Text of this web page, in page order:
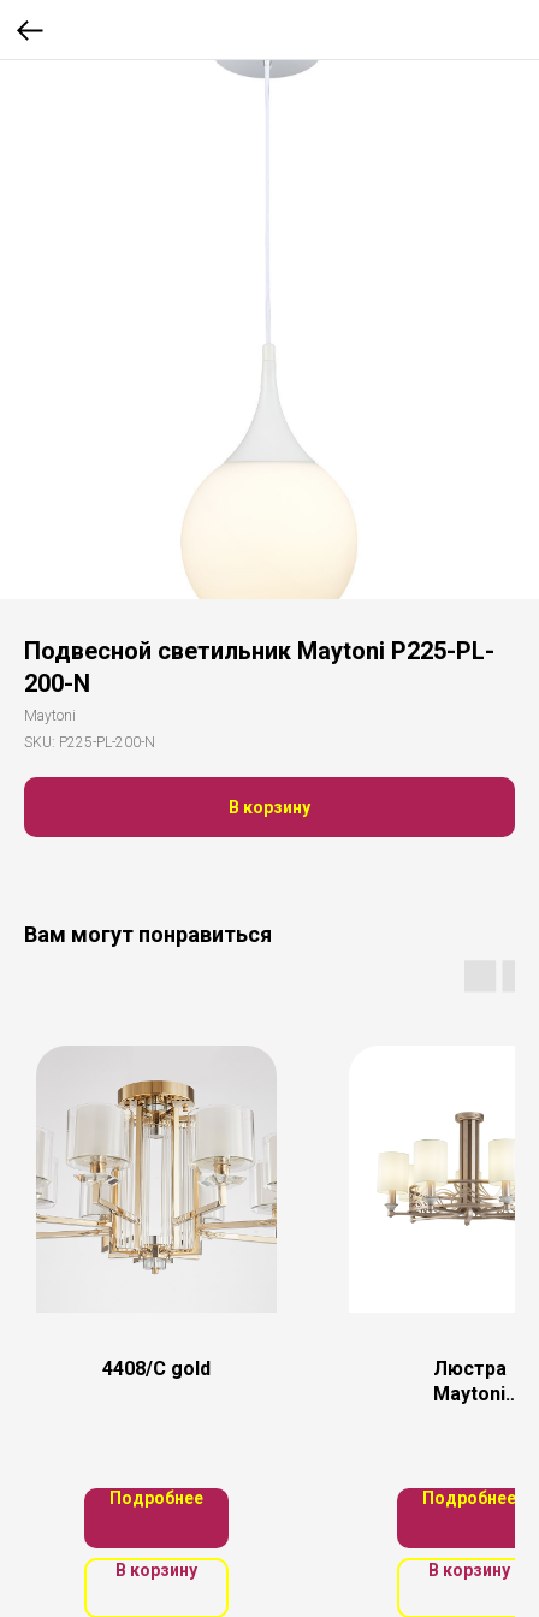
Подвесной светильник Maytoni P225-PL-
200-N
Maytoni
SKU: P225-PL-200-N
В корзину
Вам могут понравиться
4408/C gold
Подробнее
В корзину
Люстра
Maytoni
Подробнее
В корзину